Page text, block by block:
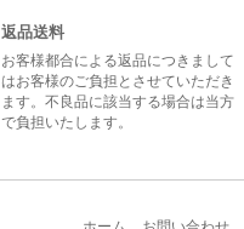
返品送料
お客様都合による返品につきまして
はお客様のご負担とさせていただき
ます。不良品に該当する場合は当方
で負担いたします。